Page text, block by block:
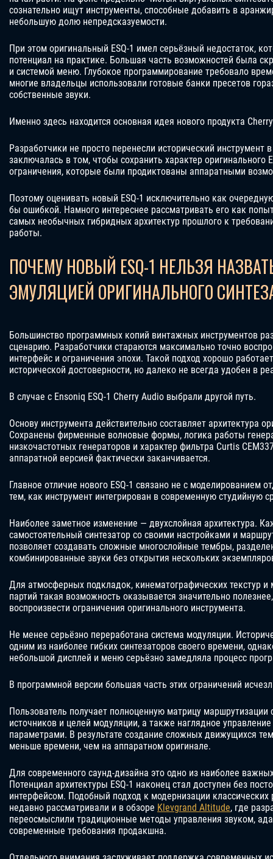
сознательно ищут инструменты, способные добавить в
небольшую долю непредсказуемости.
При этом оригинальный ESQ-1 имел серьёзный недостаток,
потенциал на практике. Большая часть возможностей была
и системой меню. Глубокое программирование требовало
многие владельцы использовали готовые банки пресетов
собственные звуки.
Именно здесь находится основная идея нового продукта
Разработчики не просто перенесли исторический инструмент
заключалась в том, чтобы сохранить характер оригинального
ограничения, которые были продиктованы аппаратными
Поэтому оценивать новый ESQ-1 исключительно как
бы ошибкой. Намного интереснее рассматривать его как
самых необычных гибридных архитектур прошлого к
работы.
ПОЧЕМУ НОВЫЙ ESQ-1 НЕЛЬЗЯ
ЭМУЛЯЦИЕЙ ОРИГИНАЛЬНОГО
Большинство программных копий винтажных инструментов
сценарию. Разработчики стараются максимально точно
интерфейс и ограничения эпохи. Такой подход хорошо
исторической достоверности, но далеко не всегда удобен в
В случае с Ensoniq ESQ-1 Cherry Audio выбрали другой путь.
Основу инструмента действительно составляет архитектура
Сохранены фирменные волновые формы, логика работы
низкочастотных генераторов и характер фильтра Curtis
аппаратной версией фактически заканчивается.
Главное отличие нового ESQ-1 связано не с моделированием
тем, как инструмент интегрирован в современную студийную
Наиболее заметное изменение — двухслойная архитектура.
самостоятельный синтезатор со своими настройками и
позволяет создавать сложные многослойные тембры,
комбинированные звуки без открытия нескольких
Для атмосферных подкладок, кинематографических текстур
партий такая возможность оказывается значительно
воспроизвести ограничения оригинального инструмента.
Не менее серьёзно переработана система модуляции.
одним из наиболее гибких синтезаторов своего времени,
небольшой дисплей и меню серьёзно замедляла процесс
В программной версии большая часть этих ограничений
Пользователь получает полноценную матрицу
источников и целей модуляции, а также наглядное
параметрами. В результате создание сложных движущихся
меньше времени, чем на аппаратном оригинале.
Для современного саунд-дизайна это одно из наиболее
Потенциал архитектуры ESQ-1 наконец стал доступен без
интерфейсом. Подобный подход к модернизации
недавно рассматривали и в обзоре Klevgrand Altitude, где
переосмыслили традиционные методы управления звуком,
современные требования продакшна.